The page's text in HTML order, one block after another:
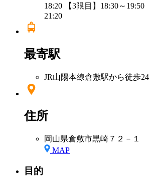
18:20 【3限目】18:30～19:50
21:20
最寄駅
JR山陽本線倉敷駅から徒歩
住所
岡山県倉敷市黒崎７２－１
MAP
目的